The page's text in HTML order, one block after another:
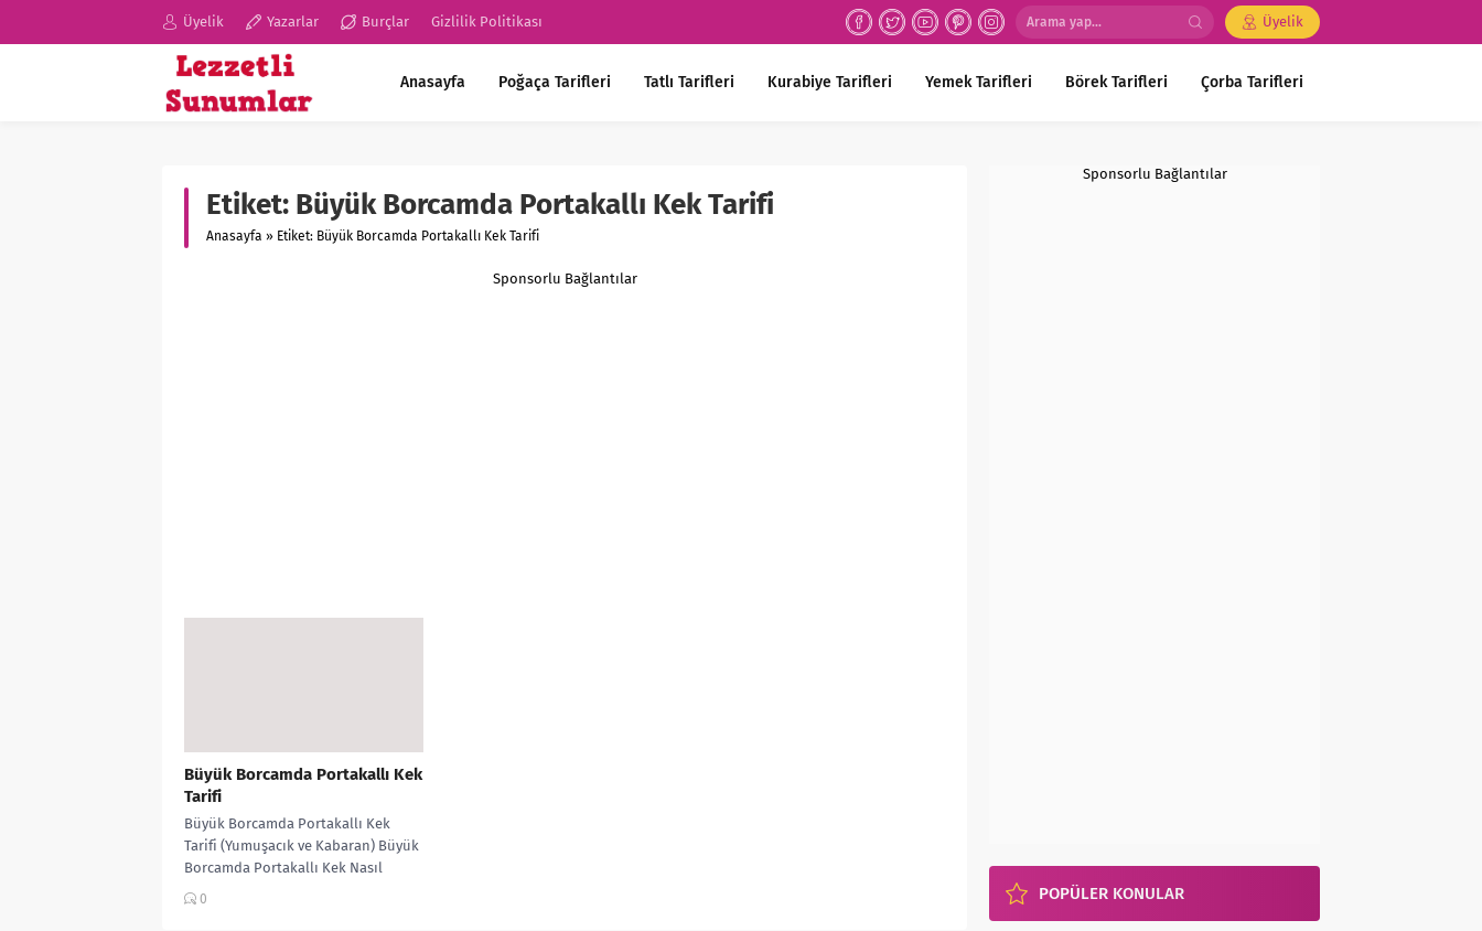
Üyelik Yazarlar Burçlar Gizlilik Politikası Üyelik
Anasayfa Poğaça Tarifleri Tatlı Tarifleri Kurabiye Tarifleri Yemek Tarifleri Börek Tarifleri Çorba Tarifleri
Etiket: Büyük Borcamda Portakallı Kek Tarifi
Anasayfa » Etiket: Büyük Borcamda Portakallı Kek Tarifi
Sponsorlu Bağlantılar
Büyük Borcamda Portakallı Kek
Tarifi
Büyük Borcamda Portakallı Kek
Tarifi (Yumuşacık ve Kabaran) Büyük
Borcamda Portakallı Kek Nasıl
Yapılır? Büyük borcamda hazırlanan
0
Sponsorlu Bağlantılar
POPÜLER KONULAR